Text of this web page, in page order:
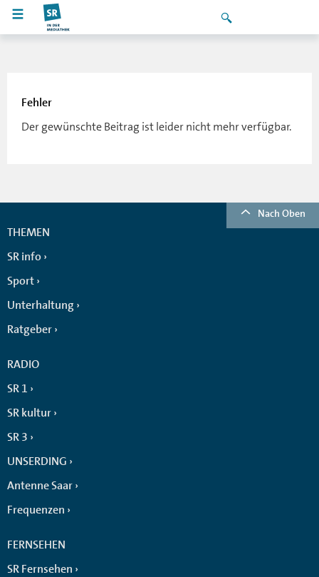
Fehler
Der gewünschte Beitrag ist leider nicht mehr verfügbar.
Nach Oben
THEMEN
SR info
Sport
Unterhaltung
Ratgeber
RADIO
SR 1
SR kultur
SR 3
UNSERDING
Antenne Saar
Frequenzen
FERNSEHEN
SR Fernsehen